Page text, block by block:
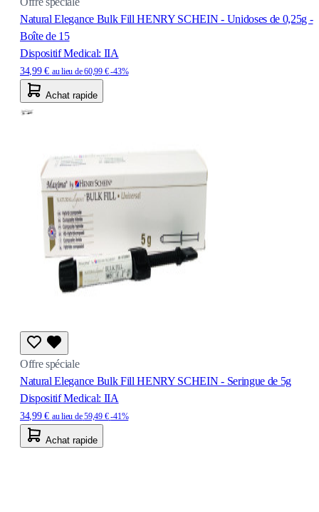
Natural Elegance Bulk Fill HENRY SCHEIN - Unidoses de 0,25g -
Boîte de 15
Dispositif Medical: IIA
34,99 € au lieu de60,99 €-43%
Achat rapide
Offre spéciale
Natural Elegance Bulk Fill HENRY SCHEIN - Seringue de 5g
Dispositif Medical: IIA
34,99 € au lieu de59,49 €-41%
Achat rapide